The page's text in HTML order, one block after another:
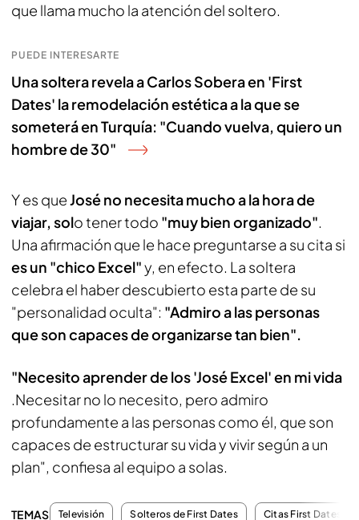
que llama mucho la atención del soltero.
PUEDE INTERESARTE
Una soltera revela a Carlos Sobera en 'First
Dates' la remodelación estética a la que se
someterá en Turquía: "Cuando vuelva, quiero un
hombre de 30"
Y es queJosé no necesita mucho a la hora de
viajar, solo tener todo "muy bien organizado".
Una afirmación que le hace preguntarse a su cita si
es un "chico Excel"y, en efecto. La soltera
celebra el haber descubierto esta parte de su
"personalidad oculta": "Admiro a las personas
que son capaces de organizarse tan bien".
"Necesito aprender de los 'José Excel' en mi vida
.Necesitar no lo necesito, pero admiro
profundamente a las personas como él, que son
capaces de estructurar su vida y vivir según a un
plan", confiesa al equipo a solas.
TEMAS Televisión Solteros de First Dates Citas First Dates